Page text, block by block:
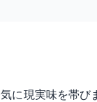
に現実味を帯び